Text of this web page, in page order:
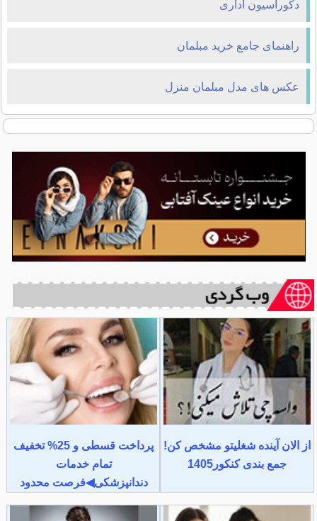
دکوراسیون اداری
راهنمای جامع خرید مبلمان
عکس های مدل مبلمان منزل
از الان آینده شغلیتو مشخص کن!
جمع بندی کنکور1405
پرداخت قسطی و 25% تخفیف
تمام خدمات
دندانپزشکی◀فرصت محدود